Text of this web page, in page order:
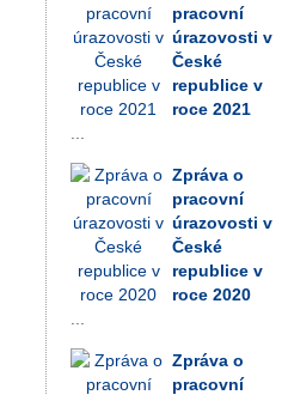
pracovní
úrazovosti v
České
republice v
roce 2021
Zpráva o
pracovní
úrazovosti v
České
republice v
roce 2020
Zpráva o
pracovní